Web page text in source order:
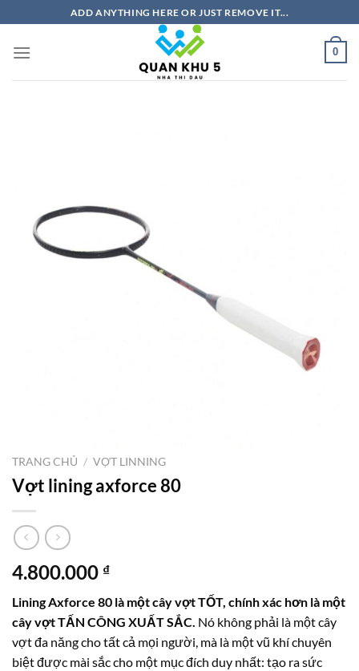
qua
nội
ADD ANYTHING HERE OR JUST REMOVE IT...
0
TRANG CHỦ / VỢT LINNING
Vợt lining axforce 80
4.800.000 ₫
Lining Axforce 80 là một cây vợt TỐT, chính xác hơn là một
cây vợt TẤN CÔNG XUẤT SẮC. Nó không phải là một cây
vợt đa năng cho tất cả mọi người, mà là một vũ khí chuyên
biệt được mài sắc cho một mục đích duy nhất: tạo ra sức